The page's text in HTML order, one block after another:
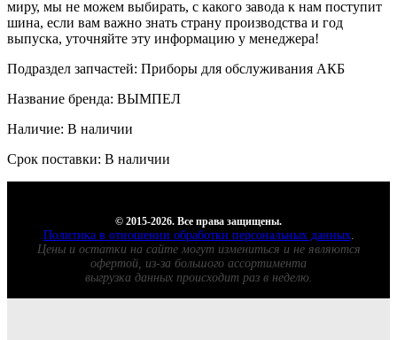
миру, мы не можем выбирать, с какого завода к нам поступит
шина, если вам важно знать страну производства и год
выпуска, уточняйте эту информацию у менеджера!
Подраздел запчастей: Приборы для обслуживания АКБ
Название бренда: ВЫМПЕЛ
Наличие: В наличии
Срок поставки: В наличии
© 2015-2026. Все права защищены.
Политика в отношении обработки персональных данных.
Цены и остатки на сайте могут измениться и не являются
офертой, из-за большого ассортимента
выгрузка данных происходит раз в неделю.